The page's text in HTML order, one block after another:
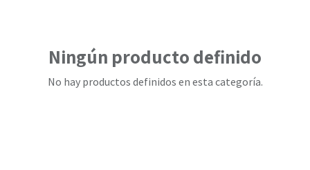
Ningún producto definido
No hay productos definidos en esta categoría.